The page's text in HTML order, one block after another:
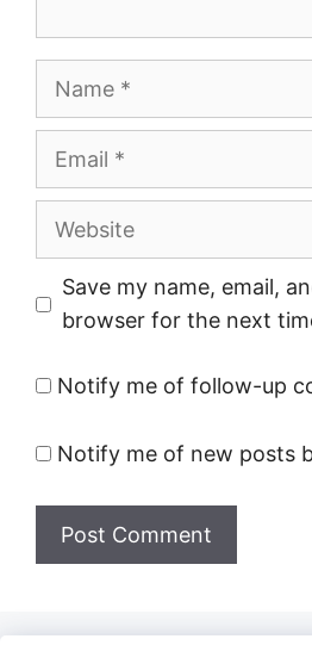
Website
Save my name, email,
browser for the next
Notify me of follow-up
Notify me of new posts